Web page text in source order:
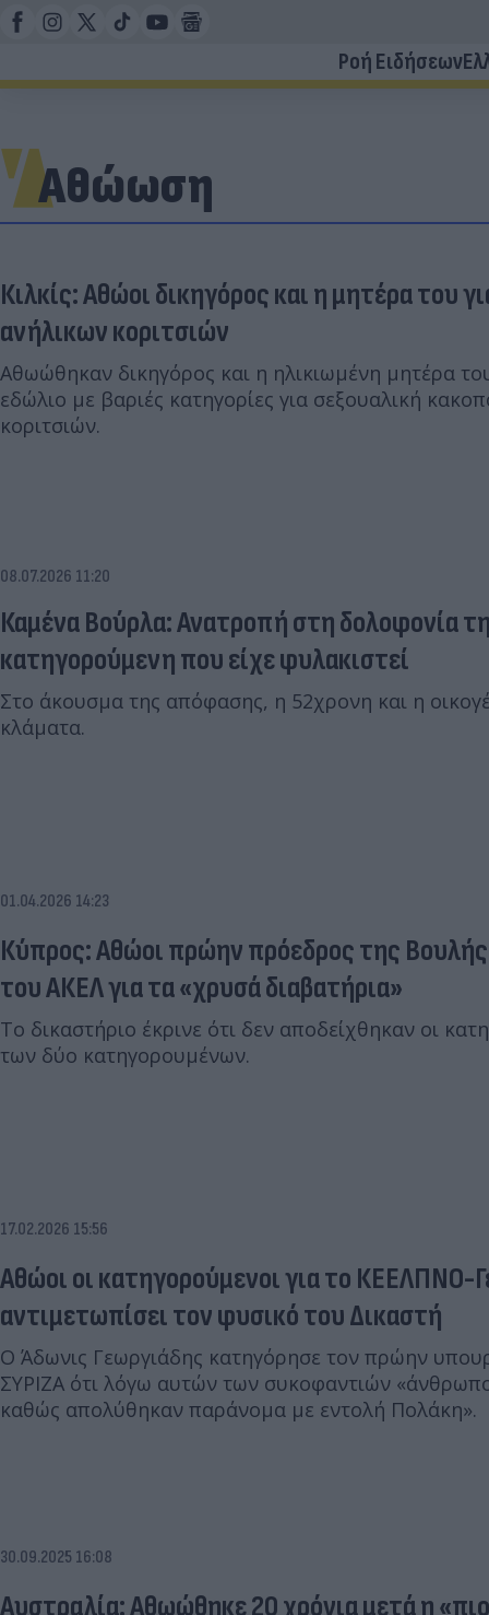
Ροή Ειδήσεων
Αθώωση
Κιλκίς: Αθώοι δικηγόρος και η μητέρα του
ανήλικων κοριτσιών
Αθωώθηκαν δικηγόρος και η ηλικιωμένη μητέρα
εδώλιο με βαριές κατηγορίες για σεξουαλική
κοριτσιών.
08.07.2026 11:20
Καμένα Βούρλα: Ανατροπή στη δολοφονία
κατηγορούμενη που είχε φυλακιστεί
Στο άκουσμα της απόφασης, η 52χρονη και η
κλάματα.
01.04.2026 14:23
Κύπρος: Αθώοι πρώην πρόεδρος της
του ΑΚΕΛ για τα «χρυσά διαβατήρια»
Το δικαστήριο έκρινε ότι δεν αποδείχθηκαν οι
των δύο κατηγορουμένων.
17.02.2026 15:56
Αθώοι οι κατηγορούμενοι για το ΚΕΕΛΠΝΟ-
αντιμετωπίσει τον φυσικό του Δικαστή
Ο Άδωνις Γεωργιάδης κατηγόρησε τον πρώην
ΣΥΡΙΖΑ ότι λόγω αυτών των συκοφαντιών
καθώς απολύθηκαν παράνομα με εντολή Πολάκη».
30.09.2025 16:08
Αυστραλία: Αθωώθηκε 20 χρόνια μετά η